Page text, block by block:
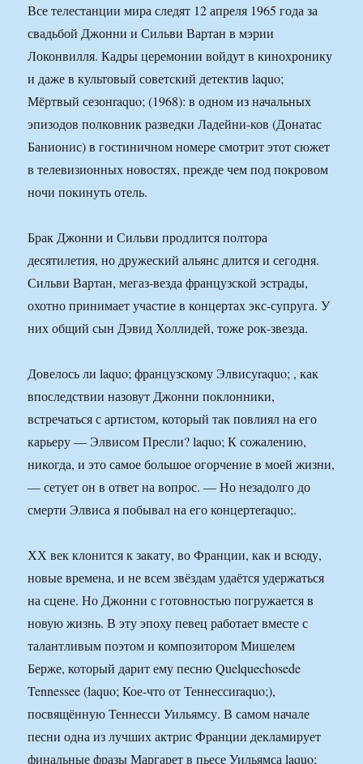
Все телестанции мира следят 12 апреля 1965 года за
свадьбой Джонни и Сильви Вартан в мэрии
Локонвилля. Кадры церемонии войдут в кинохронику
и даже в культовый советский детектив laquo;
Мёртвый сезонraquo; (1968): в одном из начальных
эпизодов полковник разведки Ладейни-ков (Донатас
Банионис) в гостиничном номере смотрит этот сюжет
в телевизионных новостях, прежде чем под покровом
ночи покинуть отель.
Брак Джонни и Сильви продлится полтора
десятилетия, но дружеский альянс длится и сегодня.
Сильви Вартан, мегаз-везда французской эстрады,
охотно принимает участие в концертах экс-супруга. У
них общий сын Дэвид Холлидей, тоже рок-звезда.
Довелось ли laquo; французскому Элвисуraquo; , как
впоследствии назовут Джонни поклонники,
встречаться с артистом, который так повлиял на его
карьеру — Элвисом Пресли? laquo; К сожалению,
никогда, и это самое большое огорчение в моей жизни,
— сетует он в ответ на вопрос. — Но незадолго до
смерти Элвиса я побывал на его концертеraquo;.
ХХ век клонится к закату, во Франции, как и всюду,
новые времена, и не всем звёздам удаётся удержаться
на сцене. Но Джонни с готовностью погружается в
новую жизнь. В эту эпоху певец работает вместе с
талантливым поэтом и композитором Мишелем
Берже, который дарит ему песню Quelquechosede
Tennessee (laquo; Кое-что от Теннессиraquo;),
посвящённую Теннесси Уильямсу. В самом начале
песни одна из лучших актрис Франции декламирует
финальные фразы Маргарет в пьесе Уильямса laquo;